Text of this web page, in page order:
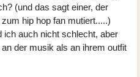
(und das sagt einer, der
hip hop fan mutiert.....)
ich auch nicht schlecht, aber
der musik als an ihrem outfit